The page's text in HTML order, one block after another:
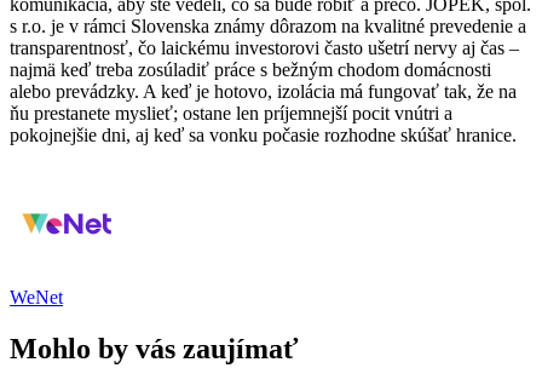
komunikácia, aby ste vedeli, čo sa bude robiť a prečo. JOPEK, spol.
s r.o. je v rámci Slovenska známy dôrazom na kvalitné prevedenie a
transparentnosť, čo laickému investorovi často ušetrí nervy aj čas –
najmä keď treba zosúladiť práce s bežným chodom domácnosti
alebo prevádzky. A keď je hotovo, izolácia má fungovať tak, že na
ňu prestanete myslieť; ostane len príjemnejší pocit vnútri a
pokojnejšie dni, aj keď sa vonku počasie rozhodne skúšať hranice.
WeNet
Mohlo by vás zaujímať